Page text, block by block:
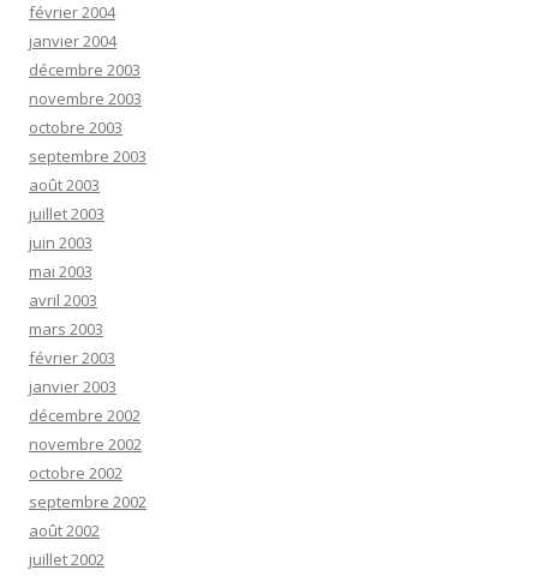
février 2004
janvier 2004
décembre 2003
novembre 2003
octobre 2003
septembre 2003
août 2003
juillet 2003
juin 2003
mai 2003
avril 2003
mars 2003
février 2003
janvier 2003
décembre 2002
novembre 2002
octobre 2002
septembre 2002
août 2002
juillet 2002